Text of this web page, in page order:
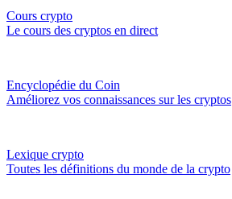
Cours crypto
Le cours des cryptos en direct
Encyclopédie du Coin
Améliorez vos connaissances sur les cryptos
Lexique crypto
Toutes les définitions du monde de la crypto